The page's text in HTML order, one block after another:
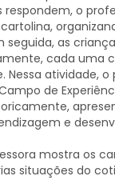
respondem, o
seguida, as
cada uma
Nessa atividade, o
de
e
mostra os
situações do